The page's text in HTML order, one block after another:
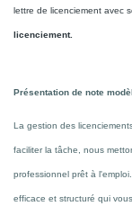
lettre de licenciement avec
licenciement.
Présentation de note
La gestion des
faciliter la tâche, nous
professionnel prêt à
efficace et structuré qui